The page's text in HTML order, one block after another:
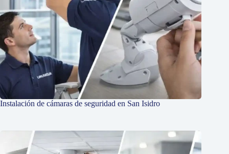
Instalación de cámaras de seguridad en San Isidro